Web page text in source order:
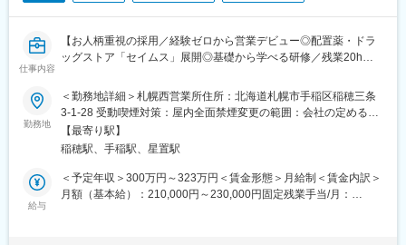
食の安全や動物を健康を守る社会貢献性の高いに仕事に挑戦でき
他社と差別化された独自配合の当社製品は市場の中でも優位性が
高く、自信をもって提案することが可能です。戦略に基づきエリ
い”を感じながら大きく成長できる環境です。
■組織体制：
動物薬営業部は北日本／東日本／西日本の3支店で構成されていま
「北日本支店」への配属となり、支店長1名、営業担当者3名と共
に北海道エリア全域を担当します
仕事内容
【お人柄重視の採用／経験ゼロから営業デビュー◎配置薬・ドラ
ッグストア「セイムス」展開◎基礎から学べる研修／残業20h以
■職務内容：
既にお取引のある個人宅・法人のお客様を定期的に訪問し、配置
薬（救急箱）と健康食品の点検・補充・健康相談を行う営業で
す。
「薬を売る」のではなく、「人として信頼される」営業であり、
お客様の体調や生活背景に寄り添い、感謝される仕事です。
勤務地
＜勤務地詳細＞札幌西営業所住所：北海道札幌市手稲区稲穂三条
3-1-28 受動喫煙対策：屋内全面禁煙変更の範囲：会社の定める事
業所
【最寄り駅】
稲穂駅、手稲駅、星置駅
給与
＜予定年収＞300万円～323万円＜賃金形態＞月給制＜賃金内訳＞
月額（基本給）：210,000円～230,000円固定残業手当/月：